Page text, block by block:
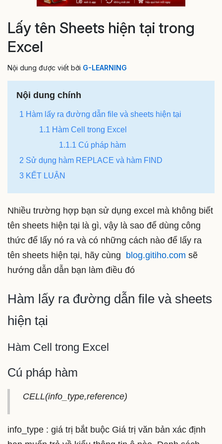
Lấy tên Sheets hiện tại trong
Excel
Nội dung được viết bởi G-LEARNING
Nội dung chính
1 Hàm lấy ra đường dẫn file và sheets hiện tại
1.1 Hàm Cell trong Excel
1.1.1 Cú pháp hàm
2 Sử dụng hàm REPLACE và hàm FIND
3 KẾT LUẬN
Nhiều trường hợp bạn sử dụng excel mà không biết
tên sheets hiện tại là gì, vậy là sao để dùng công
thức để lấy nó ra và có những cách nào để lấy ra
tên sheets hiện tại, hãy cùng blog.gitiho.com sẽ
hướng dẫn dẫn bạn làm điều đó
Hàm lấy ra đường dẫn file và sheets
hiện tại
Hàm Cell trong Excel
Cú pháp hàm
CELL(info_type,reference)
info_type : giá trị bắt buộc Giá trị văn bản xác định